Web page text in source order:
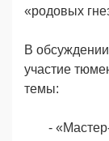
«родовых
В
участие
темы:
-